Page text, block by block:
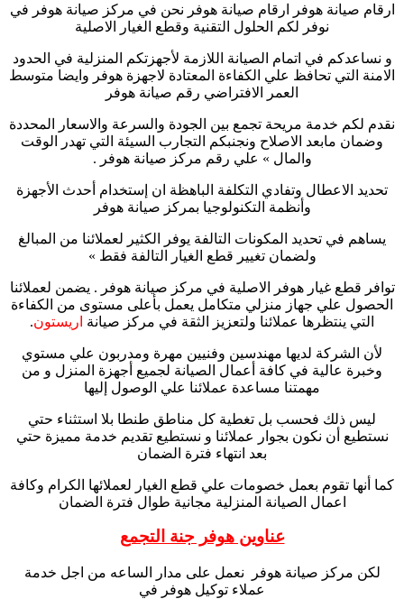
ارقام صيانة هوفر ارقام صيانة هوفر نحن في مركز صيانة هوفر في
نوفر لكم الحلول التقنية وقطع الغيار الاصلية
و نساعدكم في اتمام الصيانة اللازمة لأجهزتكم المنزلية في الحدود
الامنة التي تحافظ علي الكفاءة المعتادة لاجهزة هوفر وايضا متوسط
العمر الافتراضي رقم صيانة هوفر
نقدم لكم خدمة مريحة تجمع بين الجودة والسرعة والاسعار المحددة
وضمان مابعد الاصلاح ونجنبكم التجارب السيئة التي تهدر الوقت
والمال » علي رقم مركز صيانة هوفر .
تحديد الاعطال وتفادي التكلفة الباهظة ان إستخدام أحدث الأجهزة
وأنظمة التكنولوجيا بمركز صيانة هوفر
يساهم في تحديد المكونات التالفة يوفر الكثير لعملائنا من المبالغ
ولضمان تغيير قطع الغيار التالفة فقط »
توافر قطع غيار هوفر الاصلية في مركز صيانة هوفر . يضمن لعملائنا
الحصول علي جهاز منزلي متكامل يعمل بأعلى مستوى من الكفاءة
التي ينتظرها عملائنا ولتعزيز الثقة في مركز صيانة اريستون.
لأن الشركة لديها مهندسين وفنيين مهرة ومدربون علي مستوي
وخبرة عالية في كافة أعمال الصيانة لجميع أجهزة المنزل و من
مهمتنا مساعدة عملائنا علي الوصول إليها
ليس ذلك فحسب بل تغطية كل مناطق طنطا بلا استثناء حتي
نستطيع أن نكون بجوار عملائنا و نستطيع تقديم خدمة مميزة حتي
بعد انتهاء فترة الضمان
كما أنها تقوم بعمل خصومات علي قطع الغيار لعملائها الكرام وكافة
اعمال الصيانة المنزلية مجانية طوال فترة الضمان
عناوين هوفر جنة التجمع
لكن مركز صيانة هوفر نعمل على مدار الساعه من اجل خدمة
عملاء توكيل هوفر في